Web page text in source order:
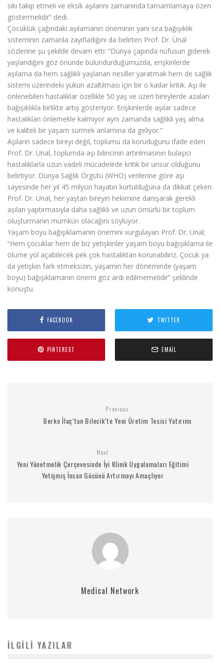
sıkı takip etmeli ve eksik aşılarını zamanında tamamlamaya özen
göstermelidir” dedi.
Çocukluk çağındaki aşılamanın öneminin yanı sıra bağışıklık
sisteminin zamanla zayıfladığını da belirten Prof. Dr. Ünal
sözlerine şu şekilde devam etti: “Dünya çapında nüfusun giderek
yaşlandığını göz önünde bulundurduğumuzda, erişkinlerde
aşılama da hem sağlıklı yaşlanan nesiller yaratmak hem de sağlık
sistemi üzerindeki yükün azaltılması için bir o kadar kritik. Aşı ile
önlenebilen hastalıklar özellikle 50 yaş ve üzeri bireylerde azalan
bağışıklıkla birlikte artış gösteriyor. Erişkinlerde aşılar sadece
hastalıkları önlemekle kalmıyor aynı zamanda sağlıklı yaş alma
ve kaliteli bir yaşam sürmek anlamına da geliyor.”
Aşıların sadece bireyi değil, toplumu da koruduğunu ifade eden
Prof. Dr. Ünal, toplumda aşı bilincinin artırılmasının bulaşıcı
hastalıklarla uzun vadeli mücadelede kritik bir unsur olduğunu
belirtiyor. Dünya Sağlık Örgütü (WHO) verilerine göre aşı
sayesinde her yıl 45 milyon hayatın kurtulduğuna da dikkat çeken
Prof. Dr. Ünal, her yaştan bireyin hekimine danışarak gerekli
aşıları yaptırmasıyla daha sağlıklı ve uzun ömürlü bir toplum
oluşturmanın mümkün olacağını söylüyor.
Yaşam boyu bağışıklamanın önemini vurgulayan Prof. Dr. Ünal;
“Hem çocuklar hem de biz yetişkinler yaşam boyu bağışıklama ile
ölüme yol açabilecek pek çok hastalıktan korunabiliriz. Çocuk ya
da yetişkin fark etmeksizin, yaşamın her döneminde (yaşam
boyu) bağışıklamanın önemi göz ardı edilmemelidir” şeklinde
konuştu.
FACEBOOK TWITTER
PINTEREST EMAIL
Previous
Berko İlaç’tan Bilecik’te Yeni Üretim Tesisi Yatırımı
Next
Yeni Yönetmelik Çerçevesinde İyi Klinik Uygulamaları Eğitimi
Yetişmiş İnsan Gücünü Artırmayı Amaçlıyor
Medical Network
İLGILI YAZILAR